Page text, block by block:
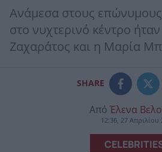
Ανάμεσα στους
στο νυχτερινό κέντρο
Ζαχαράτος και η Μαρία
SHARE
Από Έλενα
12:36, 27 Απριλίου